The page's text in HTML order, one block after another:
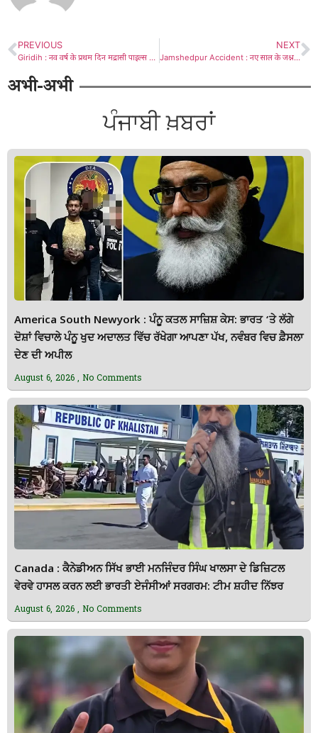
PREVIOUS
Giridih : नव वर्ष के प्रथम दिन मद्रासी पाइल्स क्लिनिक ने जरूरतमंदों के बीच अन्न-वस्त्र का किया वितरण
NEXT
Jamshedpur Accident : नए साल के जश्न में टेल्को में दर्दनाक सड़क हादसा, पेड़ से कार टकराई, दो युवकों की मौत
अभी-अभी
ਪੰਜਾਬੀ ਖ਼ਬਰਾਂ
America South Newyork : ਪੰਨੂ ਕਤਲ ਸਾਜ਼ਿਸ਼ ਕੇਸ: ਭਾਰਤ ‘ਤੇ ਲੱਗੇ
ਦੋਸ਼ਾਂ ਵਿਚਾਲੇ ਪੰਨੂ ਖੁਦ ਅਦਾਲਤ ਵਿੱਚ ਰੱਖੇਗਾ ਆਪਣਾ ਪੱਖ, ਨਵੰਬਰ ਵਿਚ ਫ਼ੈਸਲਾ
ਦੇਣ ਦੀ ਅਪੀਲ
August 6, 2026 No Comments
Canada : ਕੈਨੇਡੀਅਨ ਸਿੱਖ ਭਾਈ ਮਨਜਿੰਦਰ ਸਿੰਘ ਖਾਲਸਾ ਦੇ ਡਿਜ਼ਿਟਲ
ਵੇਰਵੇ ਹਾਸਲ ਕਰਨ ਲਈ ਭਾਰਤੀ ਏਜੰਸੀਆਂ ਸਰਗਰਮ: ਟੀਮ ਸ਼ਹੀਦ ਨਿੱਝਰ
August 6, 2026 No Comments